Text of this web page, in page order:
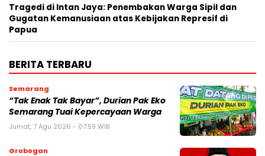
Tragedi di Intan Jaya: Penembakan Warga Sipil dan
Gugatan Kemanusiaan atas Kebijakan Represif di
Papua
BERITA TERBARU
Semarang
“Tak Enak Tak Bayar”, Durian Pak Eko
Semarang Tuai Kepercayaan Warga
Jumat, 7 Agu 2026 - 07:59 WIB
Grobogan